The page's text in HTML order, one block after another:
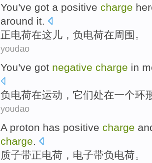
You've got a positive charge
around it.
正电荷在这儿 ， 负电荷在周围。
youdao
You've got negative charge in
负电荷在运动 ， 它们处在一个环
youdao
A proton has positive charge
charge.
质子带正电荷， 电子带负电荷。